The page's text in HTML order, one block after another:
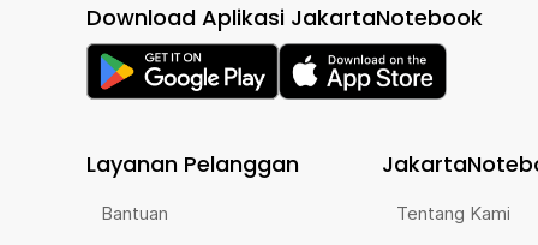
Download Aplikasi JakartaNotebook
Layanan Pelanggan
Bantuan Tentang Kami